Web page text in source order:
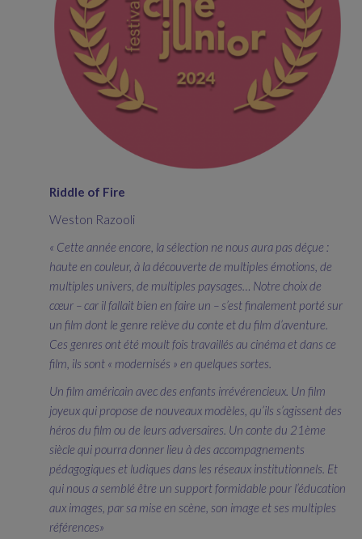
Riddle of Fire
Weston Razooli
« Cette année encore, la sélection ne nous aura pas déçue :
haute en couleur, à la découverte de multiples émotions, de
multiples univers, de multiples paysages… Notre choix de
cœur – car il fallait bien en faire un – s’est finalement porté sur
un film dont le genre relève du conte et du film d’aventure.
Ces genres ont été moult fois travaillés au cinéma et dans ce
film, ils sont « modernisés » en quelques sortes.
Un film américain avec des enfants irrévérencieux. Un film
joyeux qui propose de nouveaux modèles, qu’ils s’agissent des
héros du film ou de leurs adversaires. Un conte du 21ème
siècle qui pourra donner lieu à des accompagnements
pédagogiques et ludiques dans les réseaux institutionnels. Et
qui nous a semblé être un support formidable pour l’éducation
aux images, par sa mise en scène, son image et ses multiples
références»